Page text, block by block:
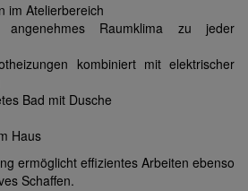
im Atelierbereich
angenehmes Raumklima zu jeder
kombiniert mit elektrischer
Bad mit Dusche
Haus
ermöglicht effizientes Arbeiten ebenso
Schaffen.